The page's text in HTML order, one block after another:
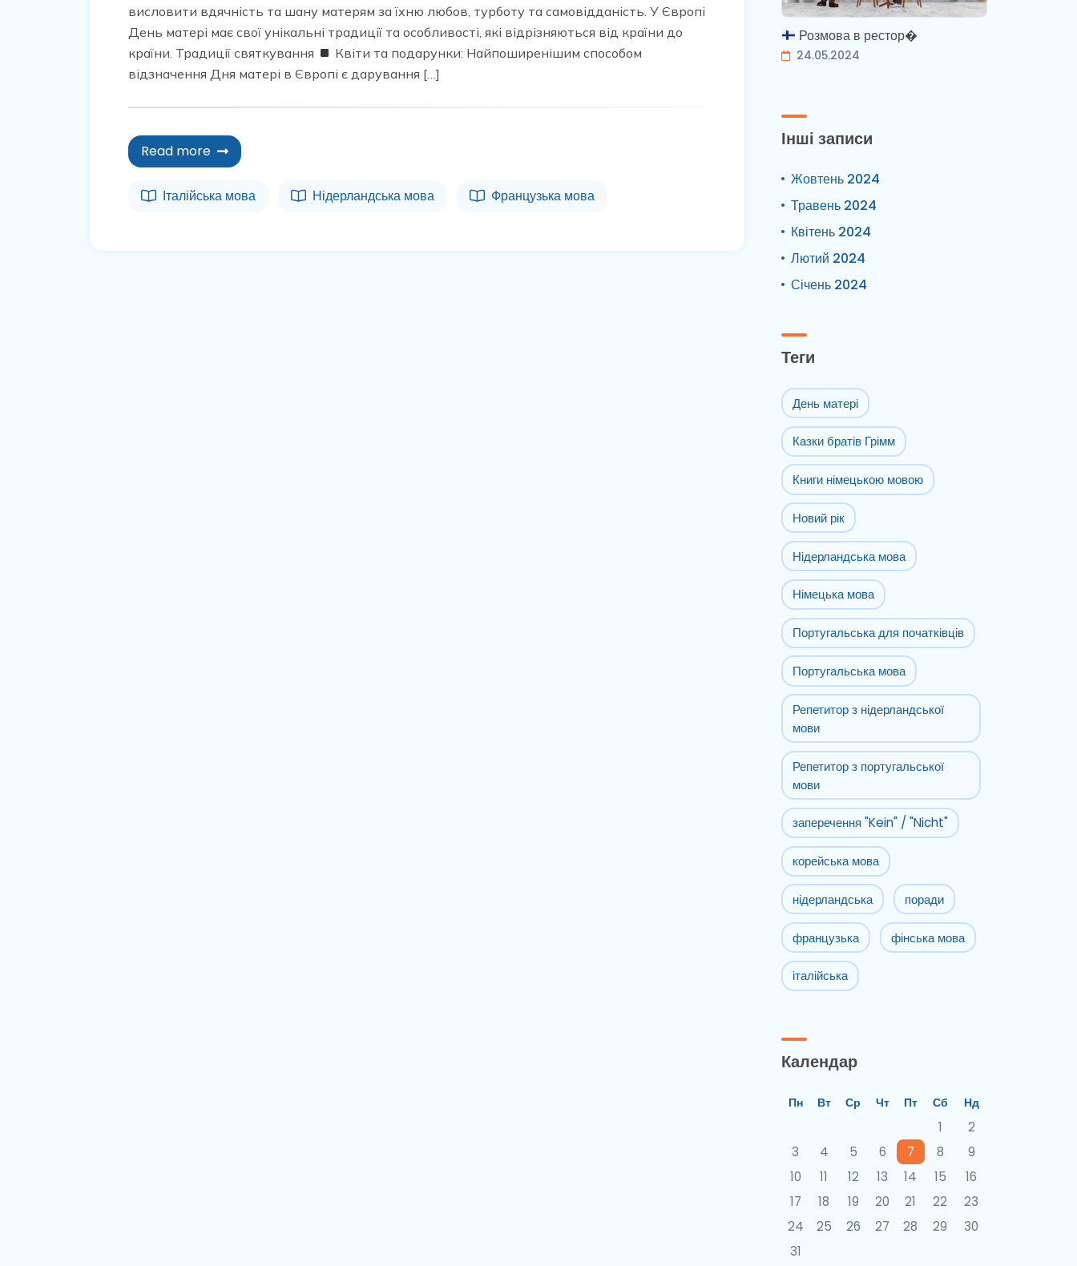
висловити вдячність та шану матерям за їхню любов, турботу та самовідданість. У Європі
День матері має свої унікальні традиції та особливості, які відрізняються від країни до
країни. Традиції святкування
Квіти та подарунки: Найпоширенішим способом
відзначення Дня матері в Європі є дарування […]
Read more
Італійська мова Нідерландська мова Французька мова
Розмова в рестор�
24.05.2024
Інші записи
Жовтень 2024
Травень 2024
Квітень 2024
Лютий 2024
Січень 2024
Теги
День матері
Казки братів Грімм
Книги німецькою мовою
Новий рік
Нідерландська мова
Німецька мова
Португальська для початківців
Португальська мова
Репетитор з нідерландської
мови
Репетитор з португальської
мови
заперечення "Kein" / "Nicht"
корейська мова
нідерландська поради
французька фінська мова
італійська
Календар
Пн Вт Ср Чт Пт Сб Нд
1
2
3
4 5 6 7 8
9
10
11 12 13 14 15
16
17
18 19 20 21 22
23
24
25 26 27 28 29
30
31